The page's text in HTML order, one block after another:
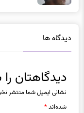
دیدگاه ها
دیدگاهتان
نشانی ایمیل شما منتشر
شده‌اند*